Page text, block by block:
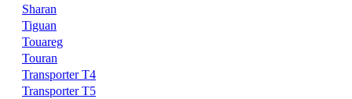
Sharan
Tiguan
Touareg
Touran
Transporter T4
Transporter T5